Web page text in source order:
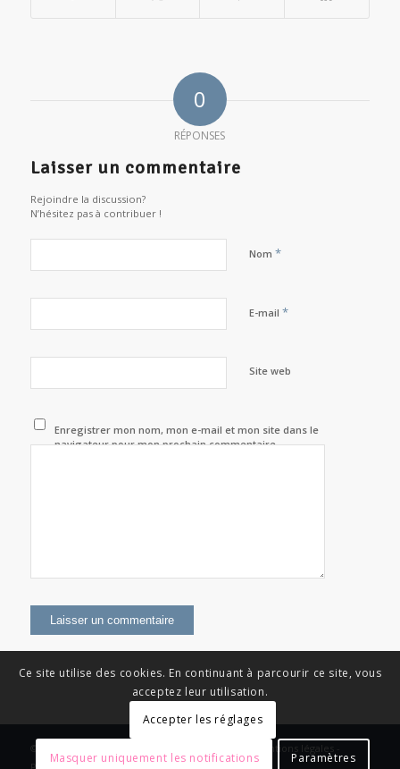
0
RÉPONSES
Laisser un commentaire
Rejoindre la discussion?
N’hésitez pas à contribuer !
Nom *
E-mail *
Site web
Enregistrer mon nom, mon e-mail et mon site dans le
navigateur pour mon prochain commentaire.
© Copyright - News Nouvelle Acropole - 2023 - Mentions légales -
Ce site utilise des cookies. En continuant à parcourir ce site, vous
acceptez leur utilisation.
Accepter les réglages
Masquer uniquement les notifications Paramètres